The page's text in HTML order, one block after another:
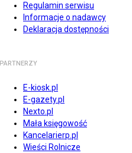
Regulamin serwisu
Informacje o nadawcy
Deklaracja dostępności
PARTNERZY
E-kiosk.pl
E-gazety.pl
Nexto.pl
Mała księgowość
Kancelarierp.pl
Wieści Rolnicze